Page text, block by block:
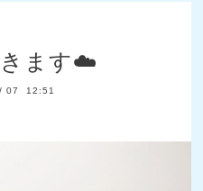
ます☁️
/ 07 12:51